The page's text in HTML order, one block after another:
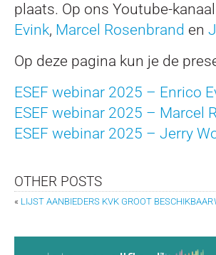
plaats. Op ons Youtube-
Evink, Marcel Rosenbrand en
Op deze pagina kun je de
ESEF webinar 2025 – Enrico
ESEF webinar 2025 – Marcel
ESEF webinar 2025 – Jerry
OTHER POSTS
« LIJST AANBIEDERS KVK GROOT BESCHIKBAAR